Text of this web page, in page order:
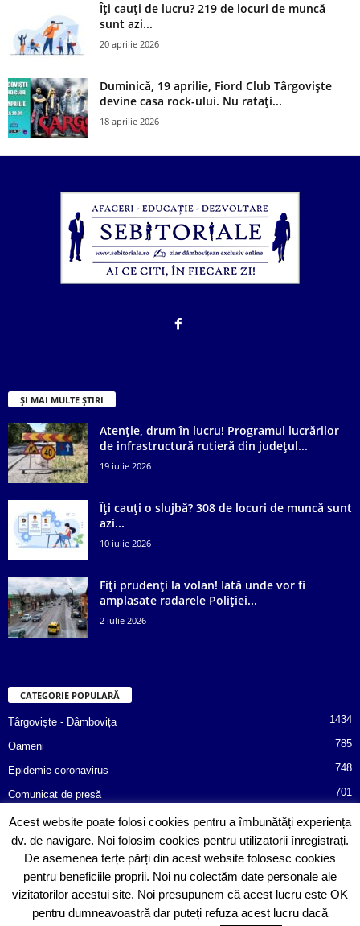
Îți cauți de lucru? 219 de locuri de muncă
sunt azi...
20 aprilie 2026
Duminică, 19 aprilie, Fiord Club Târgoviște
devine casa rock-ului. Nu ratați...
18 aprilie 2026
ȘI MAI MULTE ȘTIRI
Atenție, drum în lucru! Programul lucrărilor
de infrastructură rutieră din județul...
19 iulie 2026
Îți cauți o slujbă? 308 de locuri de muncă sunt
azi...
10 iulie 2026
Fiți prudenți la volan! Iată unde vor fi
amplasate radarele Poliției...
2 iulie 2026
CATEGORIE POPULARĂ
Târgoviște - Dâmbovița 1434
Oameni 785
Epidemie coronavirus 748
Comunicat de presă 701
Afaceri 487
Poliția informează! 366
Consiliul Județean Dâmbovița
Acest website poate folosi cookies pentru a îmbunătăți experiența
dv. de navigare. Noi folosim cookies pentru utilizatorii înregistrați.
De asemenea terțe părți din acest website folosesc cookies
pentru beneficiile proprii. Noi nu colectăm date personale ale
vizitatorilor acestui site. Noi presupunem că acest lucru este OK
pentru dumneavoastră dar puteți refuza acest lucru dacă